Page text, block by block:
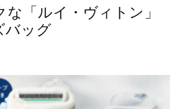
「ルイ・ヴィトン」
バッグ